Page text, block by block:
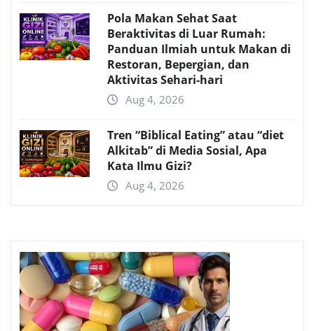
Pola Makan Sehat Saat
Beraktivitas di Luar Rumah:
Panduan Ilmiah untuk Makan di
Restoran, Bepergian, dan
Aktivitas Sehari-hari
Aug 4, 2026
Tren “Biblical Eating” atau “diet
Alkitab” di Media Sosial, Apa
Kata Ilmu Gizi?
Aug 4, 2026